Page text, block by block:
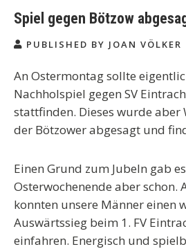
Spiel gegen Bötzow
PUBLISHED BY JOAN VÖLKER
An Ostermontag sollte
Nachholspiel gegen SV
stattfinden. Dieses wurde aber
der Bötzower abgesagt und
Einen Grund zum Jubeln gab
Osterwochenende aber schon.
konnten unsere Männer einen
Auswärtssieg beim 1. FV
einfahren. Energisch und